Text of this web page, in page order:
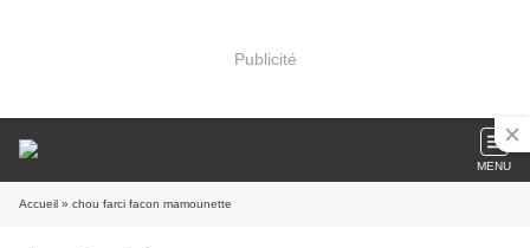
Publicité
MENU
Accueil » chou farci facon mamounette